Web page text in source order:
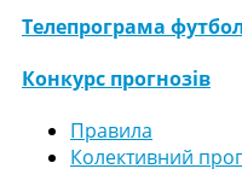
Телепрограма
Конкурс прогнозів
Правила
Колективний